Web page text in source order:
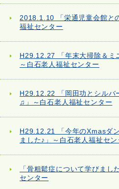
2018.1.10 「栄通児童会館と
福祉センター
H29.12.27 「年末大掃除＆ミ
～白石老人福祉センター
H29.12.22 「岡田功とシルバ
♫」～白石老人福祉センター
H29.12.21 「今年のXmasダ
ました♪」～白石老人福祉セン
「骨粗鬆症について学びまし
センター